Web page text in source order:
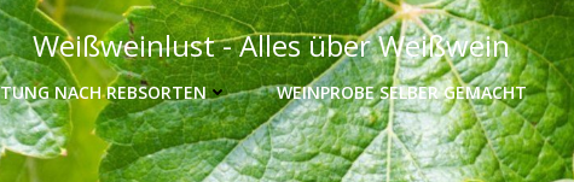
Weißweinlust - Alles über Weißwein
NACH REBSORTEN WEINPROBE SELBER GEMACHT